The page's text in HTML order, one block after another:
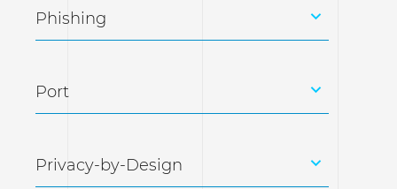
Phishing
Port
Privacy-by-Design